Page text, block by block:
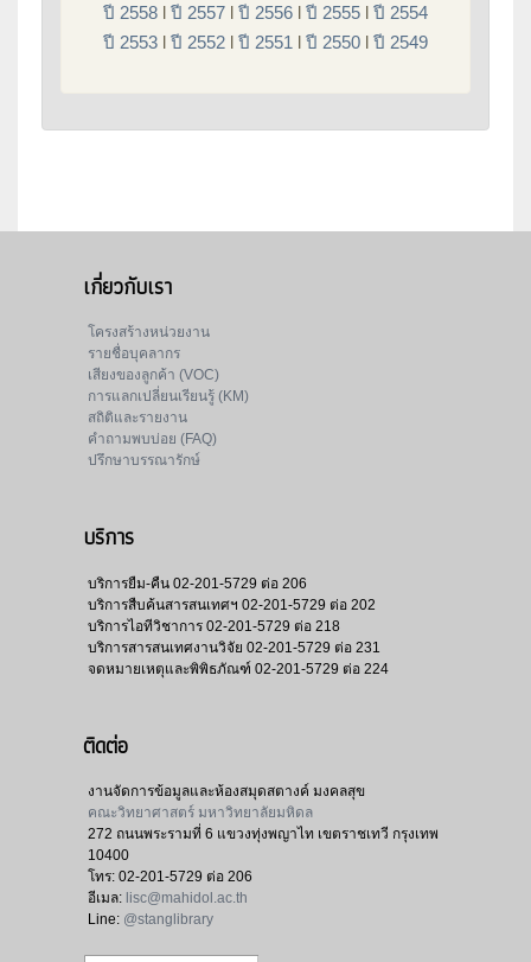
ปี 2558 l ปี 2557 l ปี 2556 l ปี 2555 l ปี 2554
ปี 2553 l ปี 2552 l ปี 2551 l ปี 2550 l ปี 2549
เกี่ยวกับเรา
โครงสร้างหน่วยงาน
รายชื่อบุคลากร
เสียงของลูกค้า (VOC)
การแลกเปลี่ยนเรียนรู้ (KM)
สถิติและรายงาน
คำถามพบบ่อย (FAQ)
ปรึกษาบรรณารักษ์
บริการ
บริการยืม-คืน 02-201-5729 ต่อ 206
บริการสืบค้นสารสนเทศฯ 02-201-5729 ต่อ 202
บริการไอทีวิชาการ 02-201-5729 ต่อ 218
บริการสารสนเทศงานวิจัย 02-201-5729 ต่อ 231
จดหมายเหตุและพิพิธภัณฑ์ 02-201-5729 ต่อ 224
ติดต่อ
งานจัดการข้อมูลและห้องสมุดสตางค์ มงคลสุข
คณะวิทยาศาสตร์ มหาวิทยาลัยมหิดล
272 ถนนพระรามที่ 6 แขวงทุ่งพญาไท เขตราชเทวี กรุงเทพ
10400
โทร: 02-201-5729 ต่อ 206
อีเมล: lisc@mahidol.ac.th
Line: @stanglibrary